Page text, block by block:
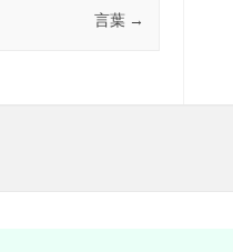
言葉 →